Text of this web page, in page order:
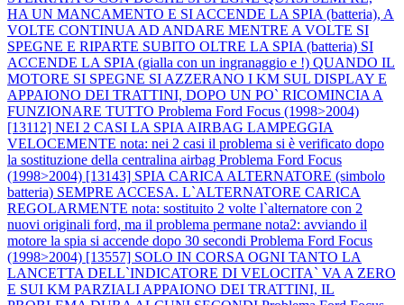
HA UN MANCAMENTO E SI ACCENDE LA SPIA (batteria), A
VOLTE CONTINUA AD ANDARE MENTRE A VOLTE SI
SPEGNE E RIPARTE SUBITO OLTRE LA SPIA (batteria) SI
ACCENDE LA SPIA (gialla con un ingranaggio e !) QUANDO IL
MOTORE SI SPEGNE SI AZZERANO I KM SUL DISPLAY E
APPAIONO DEI TRATTINI, DOPO UN PO` RICOMINCIA A
FUNZIONARE TUTTO Problema Ford Focus (1998>2004)
[13112] NEI 2 CASI LA SPIA AIRBAG LAMPEGGIA
VELOCEMENTE nota: nei 2 casi il problema si è verificato dopo
la sostituzione della centralina airbag Problema Ford Focus
(1998>2004) [13143] SPIA CARICA ALTERNATORE (simbolo
batteria) SEMPRE ACCESA. L`ALTERNATORE CARICA
REGOLARMENTE nota: sostituito 2 volte l`alternatore con 2
nuovi originali ford, ma il problema permane nota2: avviando il
motore la spia si accende dopo 30 secondi Problema Ford Focus
(1998>2004) [13557] SOLO IN CORSA OGNI TANTO LA
LANCETTA DELL`INDICATORE DI VELOCITA` VA A ZERO
E SUI KM PARZIALI APPAIONO DEI TRATTINI, IL